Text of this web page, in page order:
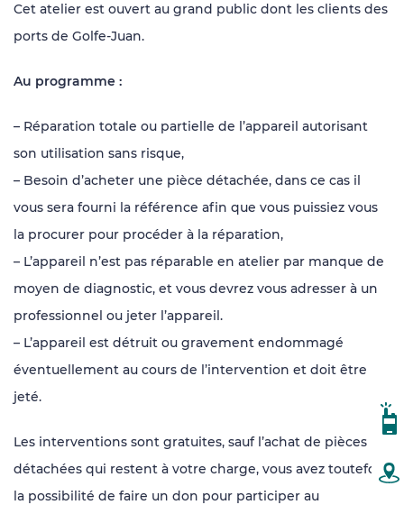
Cet atelier est ouvert au grand public dont les clients des
ports de Golfe-Juan.
Au programme :
– Réparation totale ou partielle de l’appareil autorisant
son utilisation sans risque,
– Besoin d’acheter une pièce détachée, dans ce cas il
vous sera fourni la référence afin que vous puissiez vous
la procurer pour procéder à la réparation,
– L’appareil n’est pas réparable en atelier par manque de
moyen de diagnostic, et vous devrez vous adresser à un
professionnel ou jeter l’appareil.
– L’appareil est détruit ou gravement endommagé
éventuellement au cours de l’intervention et doit être
jeté.
Les interventions sont gratuites, sauf l’achat de pièces
détachées qui restent à votre charge, vous avez toutefois
la possibilité de faire un don pour participer au